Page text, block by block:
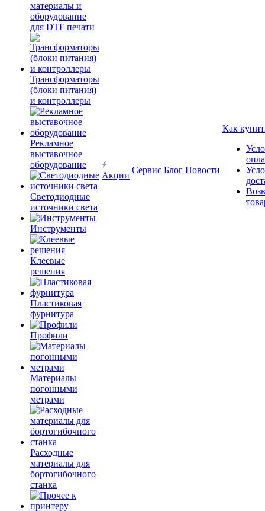
материалы и
оборудование
для DTF печати
Трансформаторы
(блоки питания)
и контроллеры
Рекламное
выставочное
оборудование
Светодиодные
источники света
Инструменты
Клеевые
решения
Пластиковая
фурнитура
Профили
Материалы
погонными
метрами
Расходные
материалы для
бортогибочного
станка
Акции
Сервис Блог Новости
Как